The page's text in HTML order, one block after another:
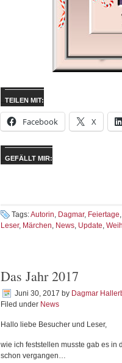
TEILEN MIT:
Facebook X
GEFÄLLT MIR:
Tags:Autorin, Dagmar, Feiertage,
Leser, Märchen, News, Update,
Das Jahr 2017
Juni 30, 2017 by Dagmar
Filed under News
Hallo liebe Besucher und Leser,
wie ich feststellen musste gab es in
schon vergangen…